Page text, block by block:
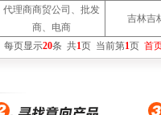
代理商商贸公司、批发
商、电商
吉林吉
每页显示20条 共1页 当前第1页 首